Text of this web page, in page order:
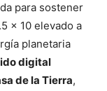
para sostener
× 10 elevado a
planetaria
digital
de la Tierra,